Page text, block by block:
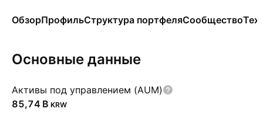
ОбзорПрофильСтруктура портфеляСообщество
Основные данные
Активы под управлением (AUM)
‪85,74 B‬ KRW